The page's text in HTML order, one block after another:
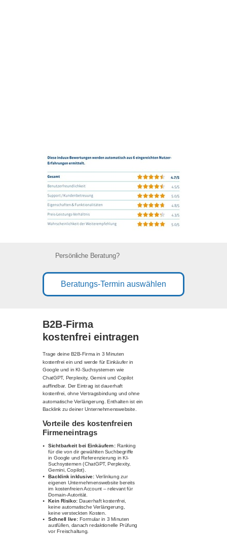
Beratungs-Termin auswählen
Persönliche Beratung?
B2B-Firma
kostenfrei eintragen
Trage deine B2B-Firma in 3 Minuten
kostenfrei ein und werde für Einkäufer in
Google und in KI-Suchsystemen wie
ChatGPT, Perplexity, Gemini und Copilot
auffindbar. Der Eintrag ist dauerhaft
kostenfrei, ohne Vertragsbindung und ohne
automatische Verlängerung. Enthalten ist ein
Backlink zu deiner Unternehmenswebsite.
Vorteile des kostenfreien
Firmeneintrags
Sichtbarkeit bei Einkäufern: Ranking
für die von dir gewählten Suchbegriffe
in Google und Referenzierung in KI-
Suchsystemen (ChatGPT, Perplexity,
Gemini, Copilot).
Backlink inklusive: Verlinkung zur
eigenen Unternehmenswebsite bereits
im kostenfreien Account – relevant für
Domain-Autorität.
Kein Risiko: Dauerhaft kostenfrei,
keine automatische Verlängerung,
keine versteckten Kosten.
Schnell live: Formular in 3 Minuten
ausfüllen, danach redaktionelle Prüfung
vor Freischaltung.